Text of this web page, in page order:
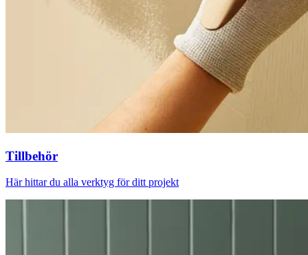
Tillbehör
Här hittar du alla verktyg för ditt projekt